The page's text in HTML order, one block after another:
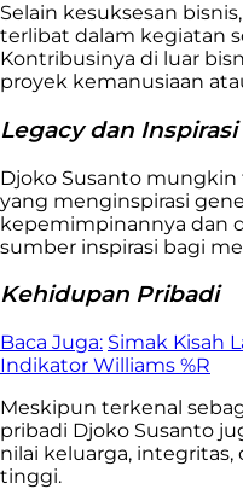
Selain kesuksesan
terlibat dalam kegiatan
Kontribusinya di luar
proyek kemanusiaan
Legacy dan Inspirasi
Djoko Susanto
yang menginspirasi
kepemimpinannya dan
sumber inspirasi bagi
Kehidupan Pribadi
Baca Juga: Simak Kisah
Indikator Williams %R
Meskipun terkenal
pribadi Djoko Susanto
nilai keluarga,
tinggi.